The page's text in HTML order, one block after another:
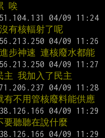
唉
有核輻射了呢
步神速 連核廢水都能
主 我加入了民主
不用管核廢料能供應
聽聽在說什麼